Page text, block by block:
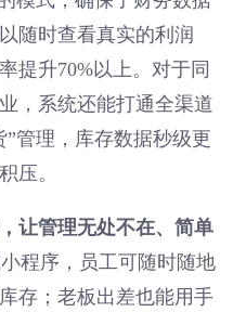
随时查看真实的利润
提升70%以上。对于同
，系统还能打通全渠道
管理，库存数据秒级更
压。
让管理无处不在、简单
程序，员工可随时随地
存；老板出差也能用手